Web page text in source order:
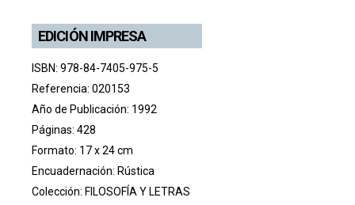
EDICIÓN IMPRESA
ISBN: 978-84-7405-975-5
Referencia: 020153
Año de Publicación: 1992
Páginas: 428
Formato: 17 x 24 cm
Encuadernación: Rústica
Colección: FILOSOFÍA Y LETRAS